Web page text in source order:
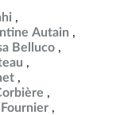
Autain
Belluco